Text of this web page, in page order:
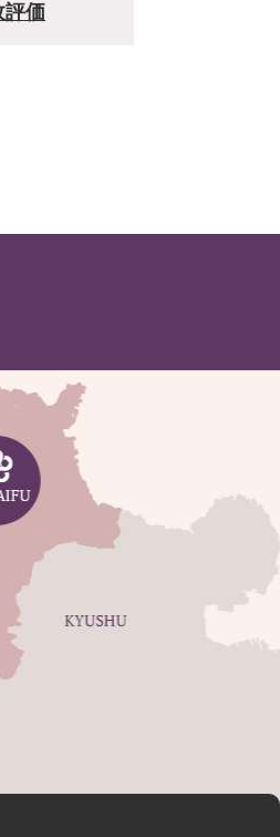
評価